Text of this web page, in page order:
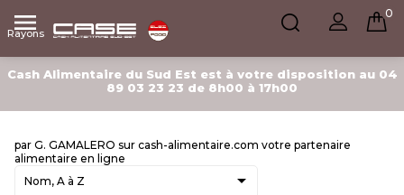

Rayons
0
Cash Alimentaire du Sud Est est à votre disposition au 04
89 03 23 23 de 8h00 à 17h00
par G. GAMALERO sur cash-alimentaire.com votre partenaire
alimentaire en ligne
Nom, A à Z
